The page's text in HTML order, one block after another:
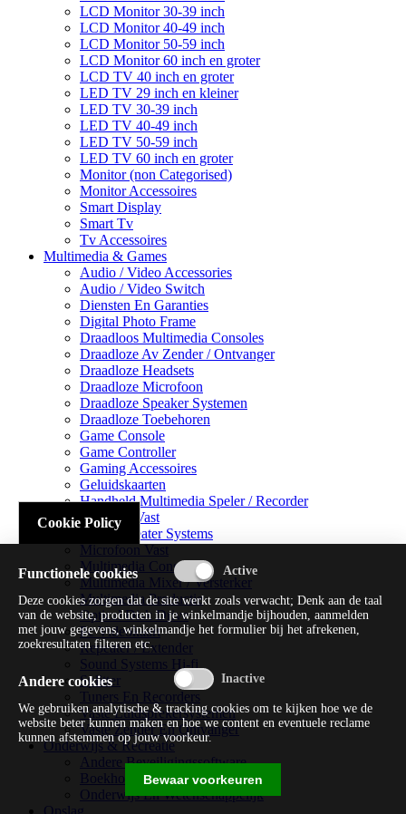
LCD Monitor 30-39 inch
LCD Monitor 40-49 inch
LCD Monitor 50-59 inch
LCD Monitor 60 inch en groter
LCD TV 40 inch en groter
LED TV 29 inch en kleiner
LED TV 30-39 inch
LED TV 40-49 inch
LED TV 50-59 inch
LED TV 60 inch en groter
Monitor (non Categorised)
Monitor Accessoires
Smart Display
Smart Tv
Tv Accessoires
Multimedia & Games
Audio / Video Accessories
Audio / Video Switch
Diensten En Garanties
Digital Photo Frame
Draadloos Multimedia Consoles
Draadloze Av Zender / Ontvanger
Draadloze Headsets
Draadloze Microfoon
Draadloze Speaker Systemen
Draadloze Toebehoren
Game Console
Game Controller
Gaming Accessoires
Geluidskaarten
Handheld Multimedia Speler / Recorder
Headsets Vast
Home Theater Systems
Microfoon Vast
Multimedia Consoles
Multimedia Mixer / Versterker
Multimedia Productie
Optical Disk Drive
Pc Videokaart
Repeater / Extender
Sound Systems Hi-fi
Splitter
Tuners En Recorders
Vaste Luidsprekersystemen
Vaste Zender En Ontvanger
Onderwijs & Recreatie
Andere Beveiligingssoftware
Boekhouding / Financiën
Onderwijs En Wetenschappelijk
Cookie Policy
Functionele cookies
Deze cookies zorgen dat de site werkt zoals verwacht; Denk aan de taal
van de website, producten in je winkelmandje bijhouden, aanmelden
met jouw gegevens, winkelmandje het formulier bij het afrekenen,
zoekresultaten filteren etc.
Andere cookies
We gebruiken analytische & tracking cookies om te kijken hoe we de
website beter kunnen maken en hoe we content en eventuele reclame
kunnen afstemmen op jouw voorkeur.
Bewaar voorkeuren